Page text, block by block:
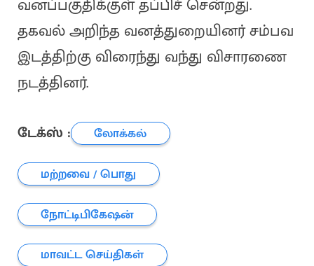
வனப்பகுதிக்குள் தப்பிச் சென்றது.
தகவல் அறிந்த வனத்துறையினர் சம்பவ
இடத்திற்கு விரைந்து வந்து விசாரணை
நடத்தினர்.
டேக்ஸ் :
லோக்கல்
மற்றவை / பொது
நோட்டிபிகேஷன்
மாவட்ட செய்திகள்